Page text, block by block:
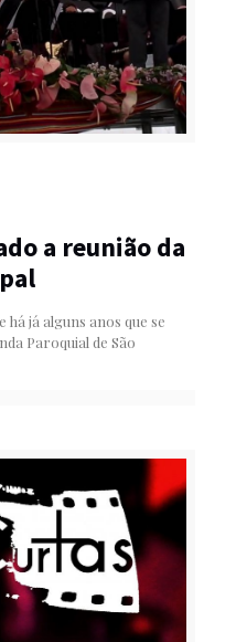
a reunião da
há já alguns anos que se
Paroquial de São